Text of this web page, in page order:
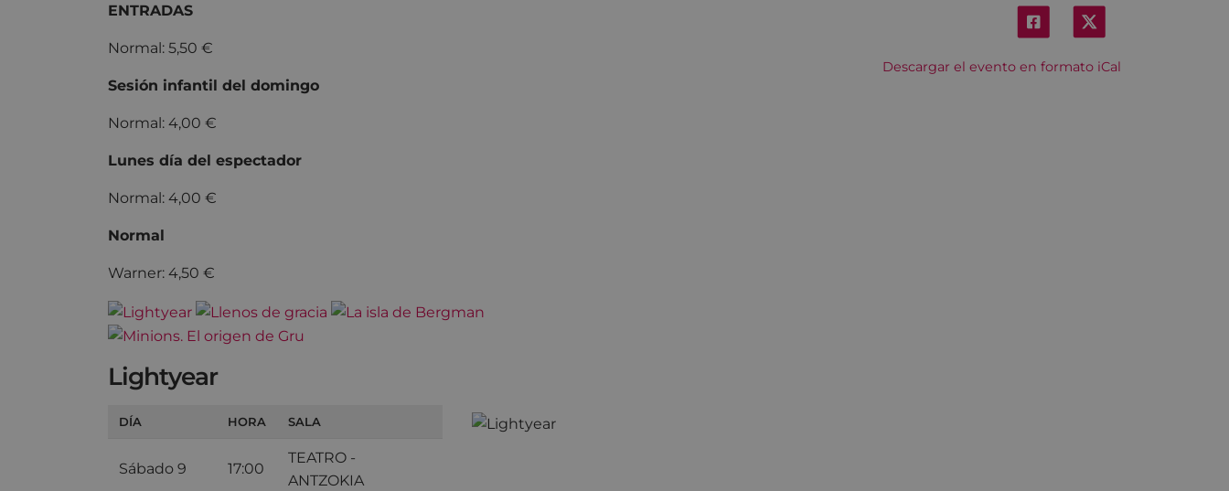
Descargar el evento en formato iCal
ENTRADAS
Normal: 5,50 €
Sesión infantil del domingo
Normal: 4,00 €
Lunes día del espectador
Normal: 4,00 €
Normal
Warner: 4,50 €
Lightyear
DÍA HORA SALA
Sábado 9 17:00
TEATRO -
ANTZOKIA